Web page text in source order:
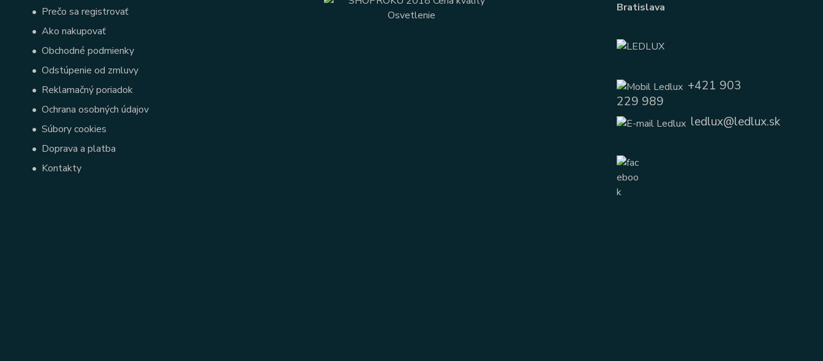
• Prečo sa registrovať
• Ako nakupovať
• Obchodné podmienky
• Odstúpenie od zmluvy
• Reklamačný poriadok
• Ochrana osobných údajov
• Súbory cookies
• Doprava a platba
• Kontakty
Bratislava
+421 903
229 989
ledlux@ledlux.sk